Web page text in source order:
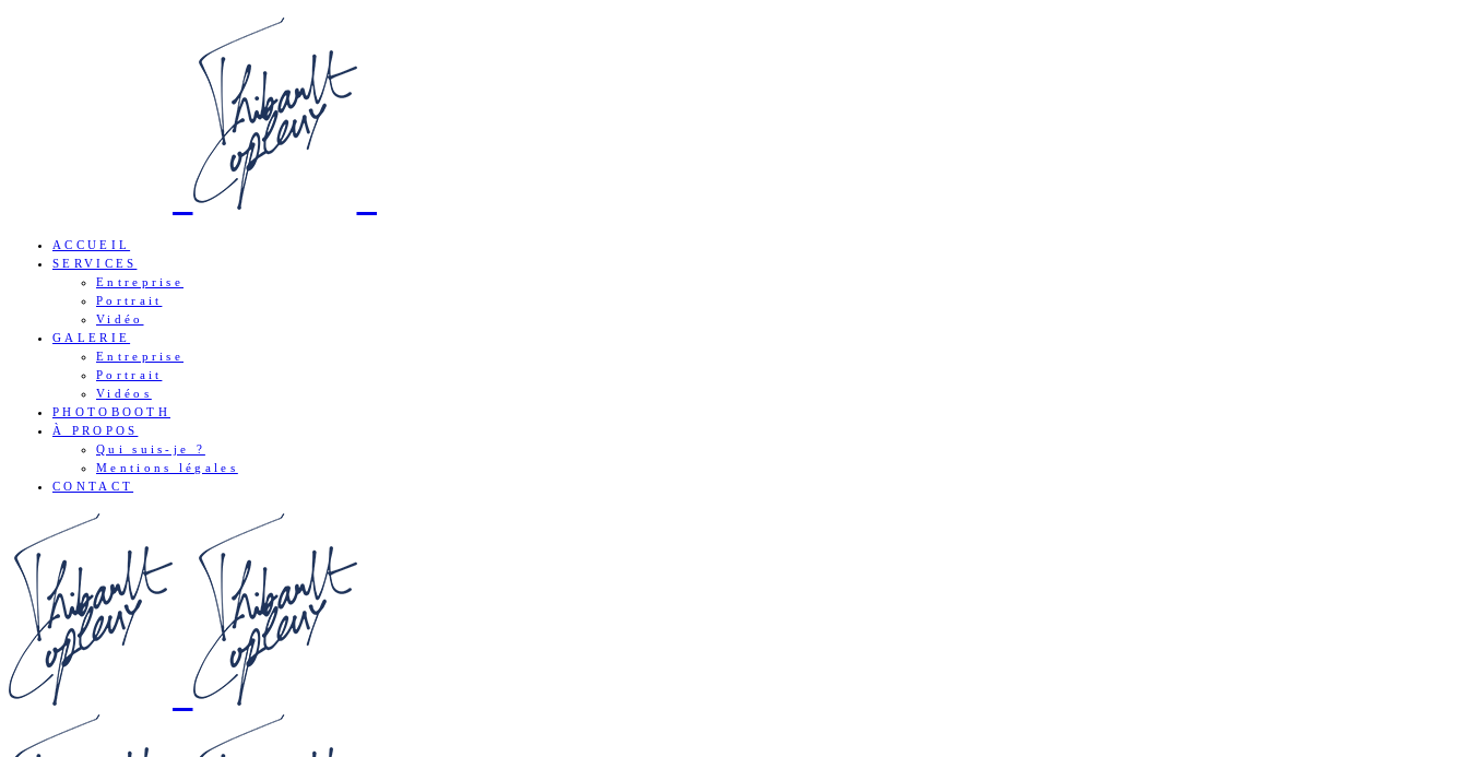
ACCUEIL
SERVICES
Entreprise
Portrait
Vidéo
GALERIE
Entreprise
Portrait
Vidéos
PHOTOBOOTH
À PROPOS
Qui suis-je ?
Mentions légales
CONTACT